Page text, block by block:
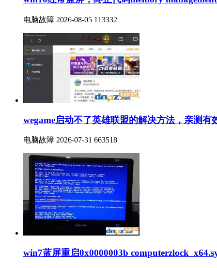
电脑故障 2026-08-05 113332
wegame启动不了英雄联盟的解决方法，亲测有
电脑故障 2026-07-31 663518
win7蓝屏重启0x0000003b